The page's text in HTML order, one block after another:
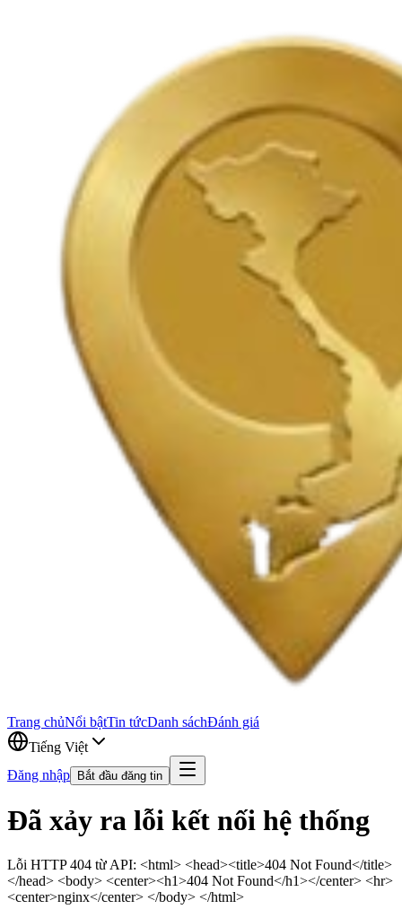
Trang chủNổi bậtTin tứcDanh sáchĐánh giá
Tiếng Việt
Đăng nhập
Bắt đầu đăng tin
Đã xảy ra lỗi kết nối hệ thống
Lỗi HTTP 404 từ API: <html> <head><title>404 Not Found</title>
</head> <body> <center><h1>404 Not Found</h1></center> <hr>
<center>nginx</center> </body> </html>